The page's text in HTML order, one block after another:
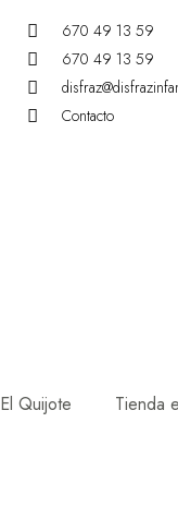
670 49 13 59
670 49 13 59
Contacto
El Quijote Tienda